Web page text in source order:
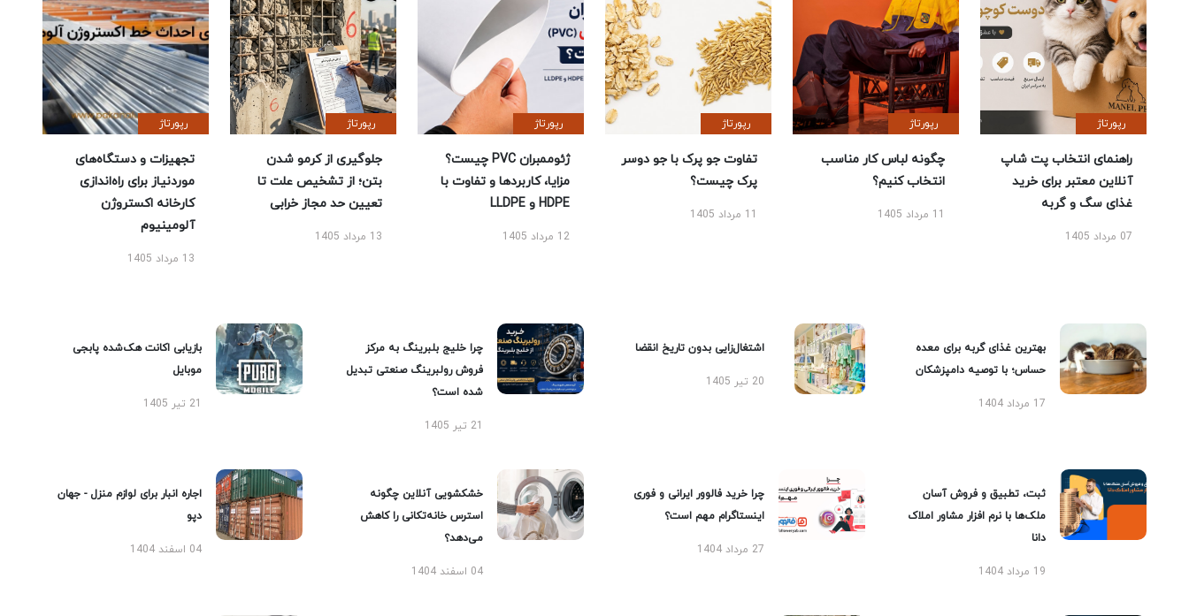
رپورتاژ
راهنمای انتخاب پت شاپ
آنلاین معتبر برای خرید
غذای سگ و گربه
07 مرداد 1405
رپورتاژ
چگونه لباس کار مناسب
انتخاب کنیم؟
11 مرداد 1405
رپورتاژ
تفاوت جو پرک با جو دوسر
پرک چیست؟
11 مرداد 1405
رپورتاژ
ژئوممبران PVC چیست؟
مزایا، کاربردها و تفاوت با
HDPE و LLDPE
12 مرداد 1405
رپورتاژ
جلوگیری از کرمو شدن
بتن؛ از تشخیص علت تا
تعیین حد مجاز خرابی
13 مرداد 1405
رپورتاژ
تجهیزات و دستگاه‌های
موردنیاز برای راه‌اندازی
کارخانه اکستروژن
آلومینیوم
13 مرداد 1405
بهترین غذای گربه برای معده
حساس؛ با توصیه دامپزشکان
17 مرداد 1404
اشتغال‌زایی بدون تاریخ انقضا
20 تیر 1405
چرا خلیج بلبرینگ به مرکز
فروش رولبرینگ صنعتی تبدیل
شده است؟
21 تیر 1405
بازیابی اکانت هک‌شده پابجی
موبایل
21 تیر 1405
ثبت، تطبیق و فروش آسان
ملک‌ها با نرم افزار مشاور املاک
دانا
19 مرداد 1404
چرا خرید فالوور ایرانی و فوری
اینستاگرام مهم است؟
27 مرداد 1404
خشکشویی آنلاین چگونه
استرس خانه‌تکانی را کاهش
می‌دهد؟
04 اسفند 1404
اجاره انبار برای لوازم منزل - جهان
دپو
04 اسفند 1404